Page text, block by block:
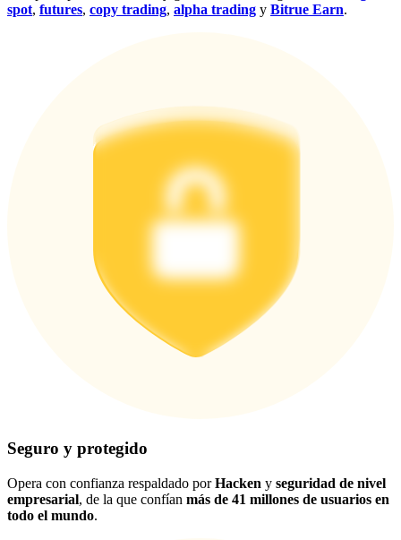
spot, futures, copy trading, alpha trading y Bitrue Earn.
Seguro y protegido
Opera con confianza respaldado porHacken y seguridad de nivel
empresarial, de la que confían más de 41 millones de usuarios en
todo el mundo.